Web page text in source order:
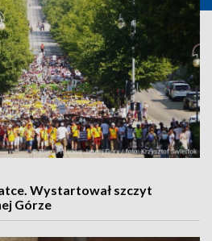
Wystartował szczyt
Górze